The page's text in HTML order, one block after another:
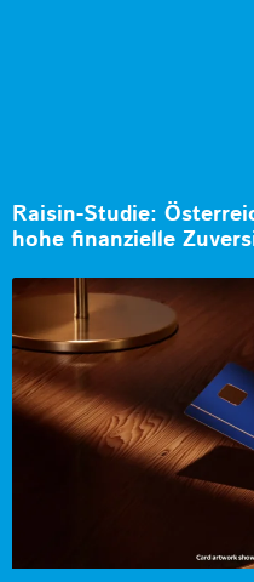
Raisin-Studie:
hohe finanzielle